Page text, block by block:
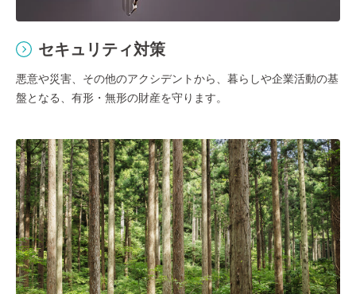
セキュリティ対策
悪意や災害、その他のアクシデントから、暮らしや企業活動の基
盤となる、有形・無形の財産を守ります。